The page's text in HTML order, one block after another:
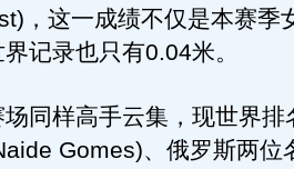
，这一成绩不仅是本赛季
记录也只有0.04米。
样高手云集，现世界排
Gomes)、俄罗斯两位